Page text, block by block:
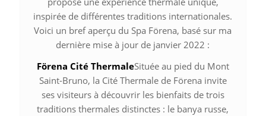
inspirée de différentes traditions internationales.
Voici un bref aperçu du Spa Förena, basé sur ma
dernière mise à jour de janvier 2022 :
Förena Cité ThermaleSituée au pied du Mont
Saint-Bruno, la Cité Thermale de Förena invite
ses visiteurs à découvrir les bienfaits de trois
traditions thermales distinctes : le banya russe,